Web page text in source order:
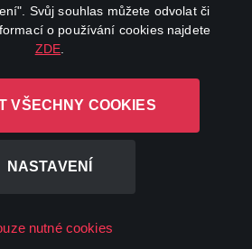
Svůj souhlas můžete odvolat či
o používání cookies najdete
ZDE
VŠECHNY COOKIES
NASTAVENÍ
nutné cookies